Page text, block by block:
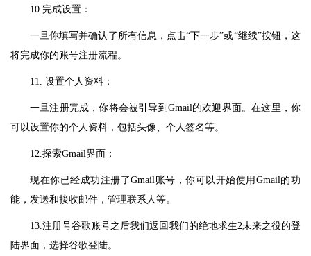
10.完成设置：
一旦你填写并确认了所有信息，点击“下一步”或“继续”按钮，这
将完成你的账号注册流程。
11. 设置个人资料：
一旦注册完成，你将会被引导到Gmail的欢迎界面。在这里，你
可以设置你的个人资料，包括头像、个人签名等。
12.探索Gmail界面：
现在你已经成功注册了Gmail账号，你可以开始使用Gmail的功
能，发送和接收邮件，管理联系人等。
13.注册号谷歌账号之后我们返回我们的绝地求生2未来之役的登
陆界面，选择谷歌登陆。